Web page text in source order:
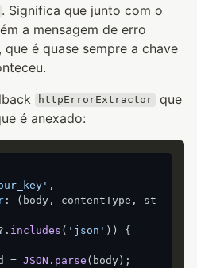
. Significa que junto com o
a mensagem de erro
é quase sempre a chave
httpErrorExtractor
que
é anexado:
,
: ( body, contentType, st
includes ( 'json' )) {
= JSON . parse (body);